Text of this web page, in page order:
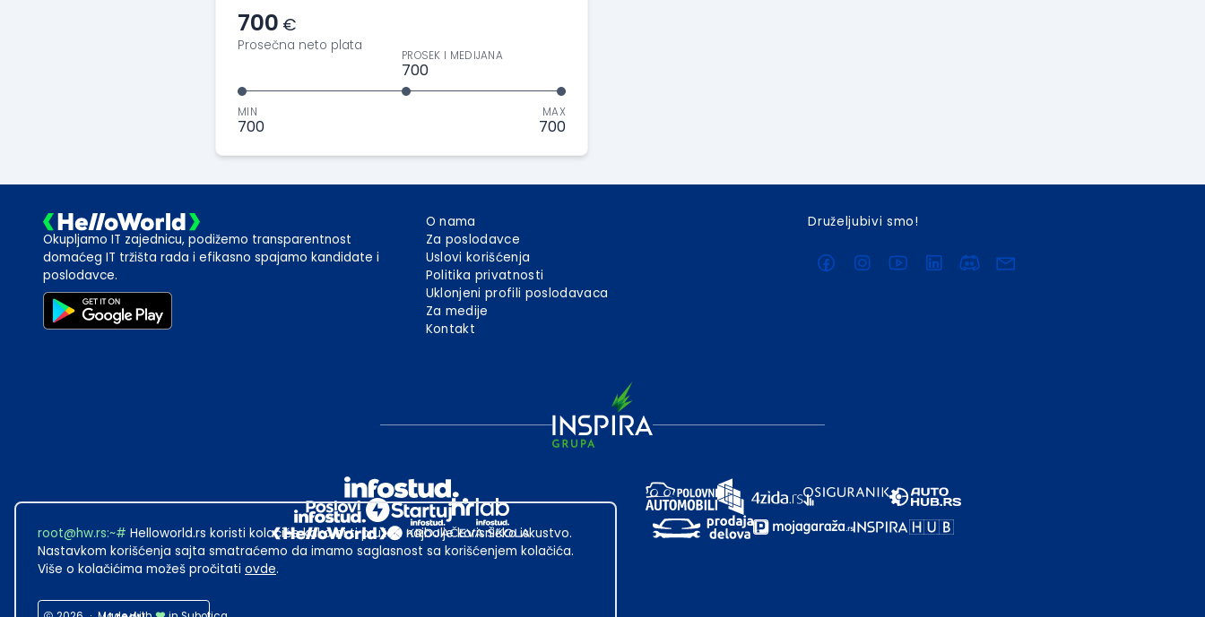
700 €
Prosečna neto plata
MIN
700
PROSEK I MEDIJANA
700
MAX
700
Okupljamo IT zajednicu, podižemo transparentnost
domaćeg IT tržišta rada i efikasno spajamo kandidate i
poslodavce.
O nama
Za poslodavce
Uslovi korišćenja
Politika privatnosti
Uklonjeni profili poslodavaca
Za medije
Kontakt
Druželjubivi smo!
root@hw.rs:~# Helloworld.rs koristi kolačiće kako bi ti pružao najbolje korisničko iskustvo.
Nastavkom korišćenja sajta smatraćemo da imamo saglasnost sa korišćenjem kolačića.
Više o kolačićima možeš pročitati ovde.